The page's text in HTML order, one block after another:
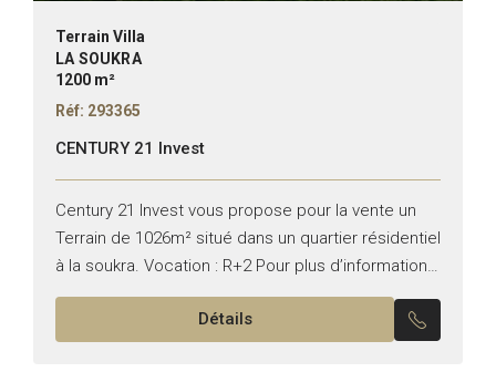
Terrain Villa
LA SOUKRA
1200 m²
Réf: 293365
CENTURY 21 Invest
Century 21 Invest vous propose pour la vente un
Terrain de 1026m² situé dans un quartier résidentiel
à la soukra. Vocation : R+2 Pour plus d’informations,
veuillez nous contacter au +216 50...
Détails